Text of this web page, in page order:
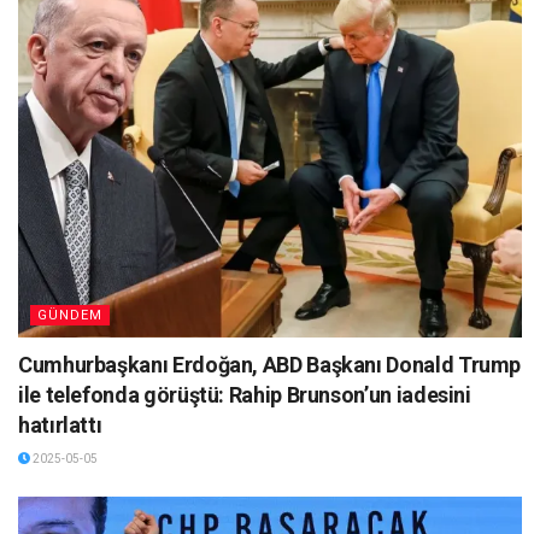
GÜNDEM
Cumhurbaşkanı Erdoğan, ABD Başkanı Donald Trump
ile telefonda görüştü: Rahip Brunson’un iadesini
hatırlattı
2025-05-05